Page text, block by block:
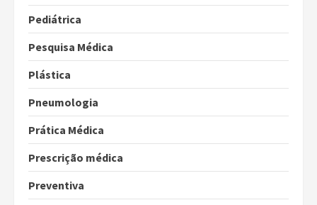
Pediátrica
Pesquisa Médica
Plástica
Pneumologia
Prática Médica
Prescrição médica
Preventiva